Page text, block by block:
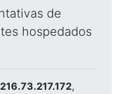
de
hospedados
216.73.217.172,